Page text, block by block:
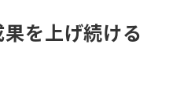
を上げ続ける